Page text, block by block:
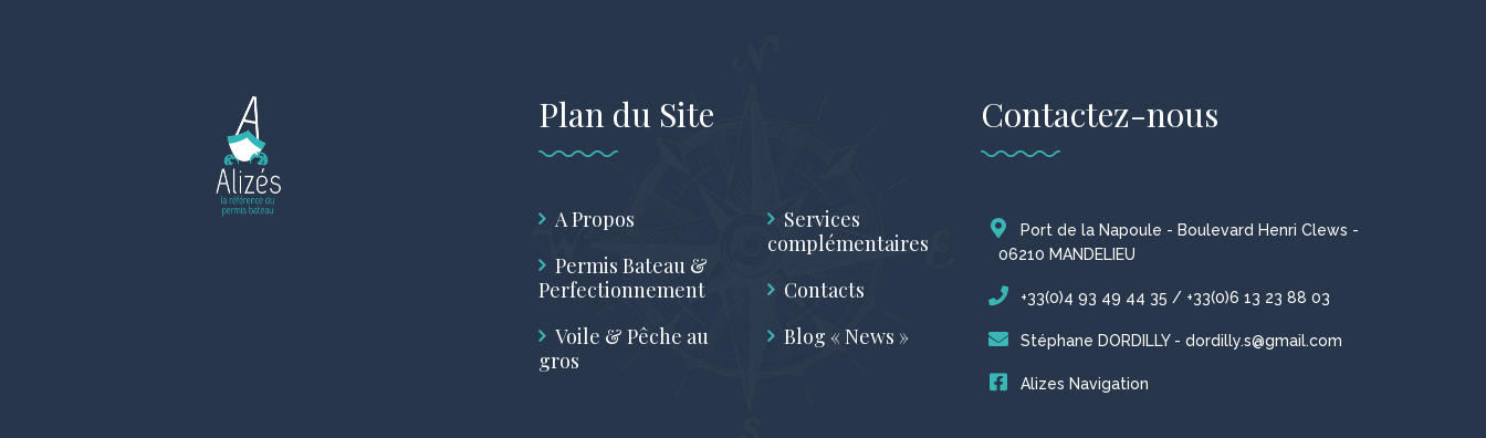
Plan du Site
A Propos
Permis Bateau &
Perfectionnement
Voile & Pêche au
gros
Services
complémentaires
Contacts
Blog « News »
Contactez-nous
Port de la Napoule - Boulevard Henri Clews -
06210 MANDELIEU
+33(0)4 93 49 44 35 / +33(0)6 13 23 88 03
Stéphane DORDILLY - dordilly.s@gmail.com
Alizes Navigation